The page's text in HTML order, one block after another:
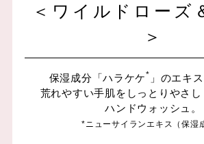
＜ワイルドローズ
＞
保湿成分「ハラケケ* 」のエキ
荒れやすい手肌をしっとりやさ
ハンドウォッシュ。
*ニューサイランエキス（保湿